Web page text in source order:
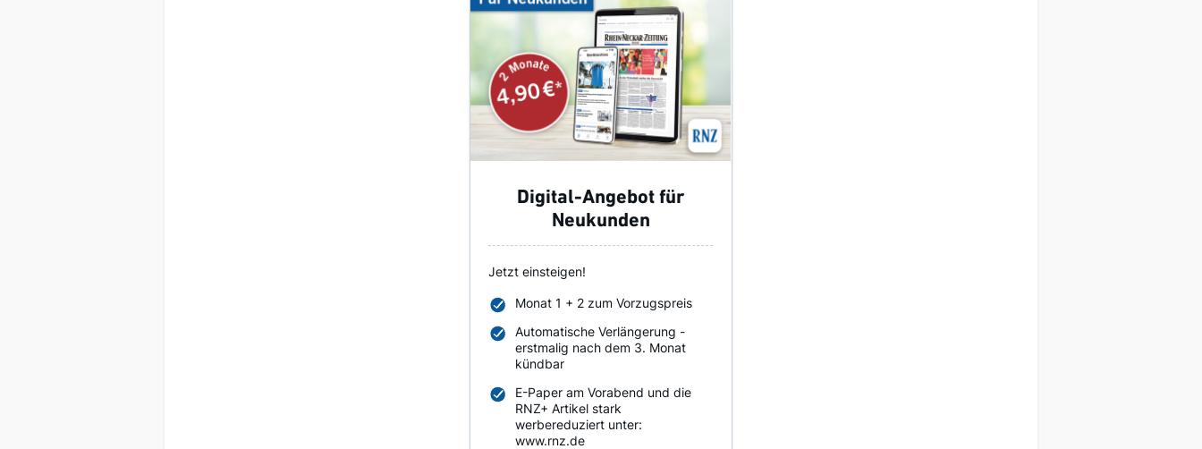
Digital-Angebot für
Neukunden
Jetzt einsteigen!
Monat 1 + 2 zum Vorzugspreis
Automatische Verlängerung -
erstmalig nach dem 3. Monat
kündbar
E-Paper am Vorabend und die
RNZ+ Artikel stark
werbereduziert unter:
www.rnz.de